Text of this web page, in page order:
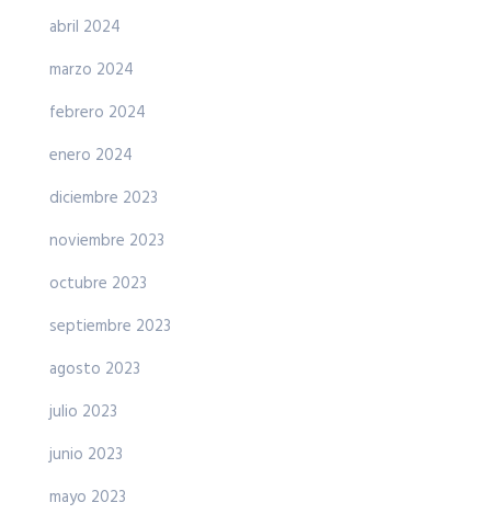
abril 2024
marzo 2024
febrero 2024
enero 2024
diciembre 2023
noviembre 2023
octubre 2023
septiembre 2023
agosto 2023
julio 2023
junio 2023
mayo 2023